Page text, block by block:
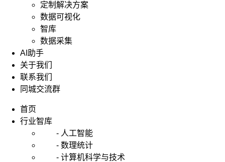
定制解决方案
数据可视化
智库
数据采集
AI助手
关于我们
联系我们
同城交流群
首页
行业智库
- 人工智能
- 数理统计
- 计算机科学与技术